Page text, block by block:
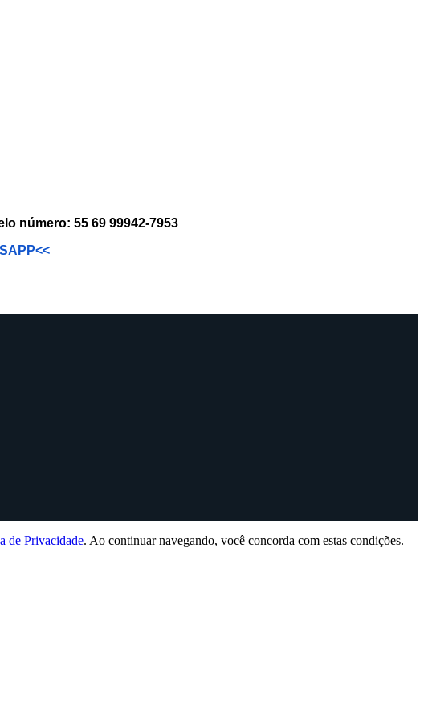
número: 55 69 99942-7953
de Privacidade. Ao continuar navegando, você concorda com estas condições.